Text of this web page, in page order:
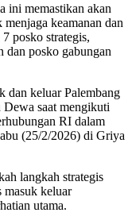
ini memastikan akan
keamanan dan
posko strategis,
dan posko gabungan
dan keluar Palembang
Dewa saat mengikuti
RI dalam
(25/2/2026) di Griya
langkah strategis
masuk keluar
utama.